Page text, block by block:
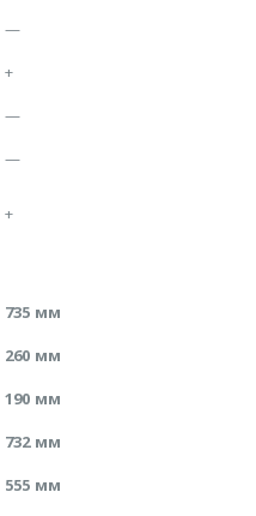
—
+
—
—
+
735 мм
260 мм
190 мм
732 мм
555 мм